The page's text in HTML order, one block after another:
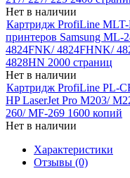
Нет в наличии
Картридж ProfiLine
принтеров Samsung
4824FNK/ 4824FHNK/
4828HN 2000 страниц
Нет в наличии
Картридж ProfiLine PL-
HP LaserJet Pro M203/
260/ MF-269 1600 копий
Нет в наличии
Характеристики
Отзывы (0)